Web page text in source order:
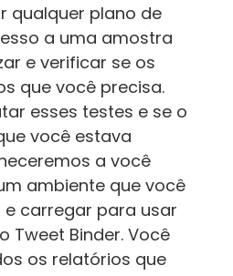
qualquer plano de
a uma amostra
e verificar se os
que você precisa.
esses testes e se o
você estava
a você
ambiente que você
carregar para usar
Tweet Binder. Você
os relatórios que